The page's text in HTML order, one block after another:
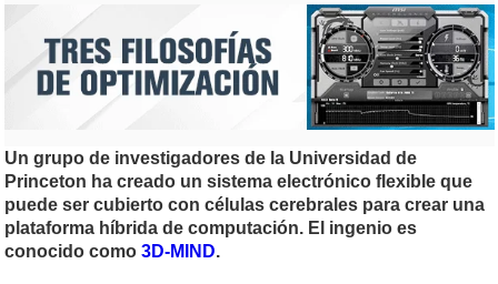
Un grupo de investigadores de la Universidad de
Princeton ha creado un sistema electrónico flexible que
puede ser cubierto con células cerebrales para crear una
plataforma híbrida de computación. El ingenio es
conocido como 3D-MIND.